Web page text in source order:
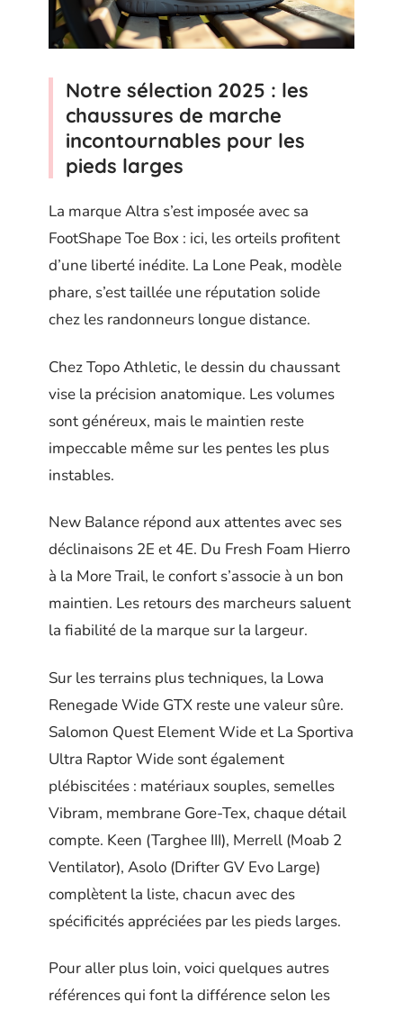
Notre sélection 2025 : les
chaussures de marche
incontournables pour les
pieds larges
La marque Altra s’est imposée avec sa
FootShape Toe Box : ici, les orteils profitent
d’une liberté inédite. La Lone Peak, modèle
phare, s’est taillée une réputation solide
chez les randonneurs longue distance.
Chez Topo Athletic, le dessin du chaussant
vise la précision anatomique. Les volumes
sont généreux, mais le maintien reste
impeccable même sur les pentes les plus
instables.
New Balance répond aux attentes avec ses
déclinaisons 2E et 4E. Du Fresh Foam Hierro
à la More Trail, le confort s’associe à un bon
maintien. Les retours des marcheurs saluent
la fiabilité de la marque sur la largeur.
Sur les terrains plus techniques, la Lowa
Renegade Wide GTX reste une valeur sûre.
Salomon Quest Element Wide et La Sportiva
Ultra Raptor Wide sont également
plébiscitées : matériaux souples, semelles
Vibram, membrane Gore-Tex, chaque détail
compte. Keen (Targhee III), Merrell (Moab 2
Ventilator), Asolo (Drifter GV Evo Large)
complètent la liste, chacun avec des
spécificités appréciées par les pieds larges.
Pour aller plus loin, voici quelques autres
références qui font la différence selon les